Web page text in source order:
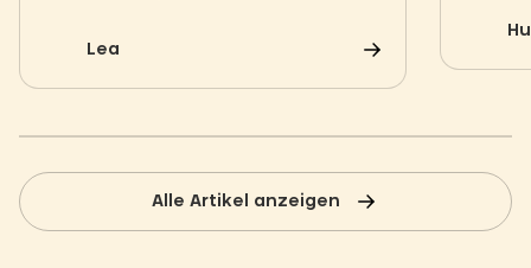
Lea
Loire)
Alle Artikel anzeigen